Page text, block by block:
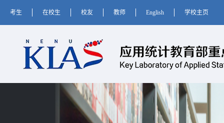
考生 在校生 校友 教师 English 学校主页